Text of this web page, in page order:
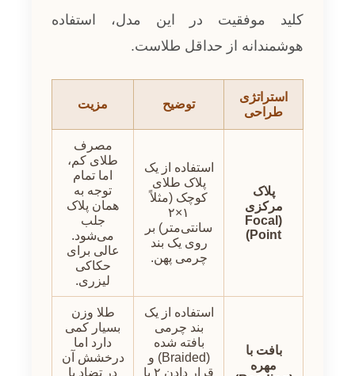
کلید موفقیت در این مدل، استفاده
هوشمندانه از حداقل طلاست.
استراتژی
طراحی
توضیح مزیت
پلاک
مرکزی
(Focal
Point)
استفاده از یک
پلاک طلای
کوچک (مثلاً
۱×۲
سانتی‌متر) بر
روی یک بند
چرمی پهن.
مصرف
طلای کم،
اما تمام
توجه به
همان پلاک
جلب
می‌شود.
عالی برای
حکاکی
لیزری.
بافت با
مهره
استفاده از یک
بند چرمی
بافته شده
(Braided) و
قرار دادن ۲ یا
طلا وزن
بسیار کمی
دارد اما
درخشش آن
در تضاد با